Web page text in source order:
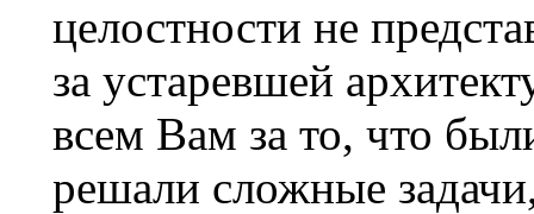
целостности не
за устаревшей
всем Вам за то, что
решали сложные